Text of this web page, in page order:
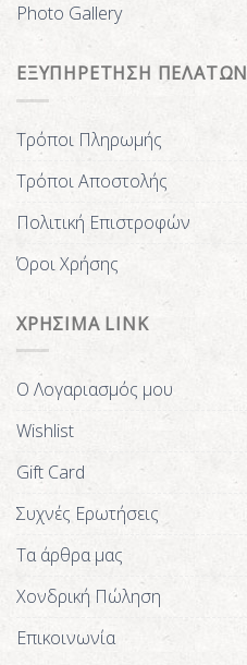
Photo Gallery
ΕΞΥΠΗΡΕΤΗΣΗ ΠΕΛΑΤΩΝ
Τρόποι Πληρωμής
Τρόποι Αποστολής
Πολιτική Επιστροφών
Όροι Χρήσης
ΧΡΗΣΙΜΑ LINK
Ο Λογαριασμός μου
Wishlist
Gift Card
Συχνές Ερωτήσεις
Τα άρθρα μας
Χονδρική Πώληση
Επικοινωνία